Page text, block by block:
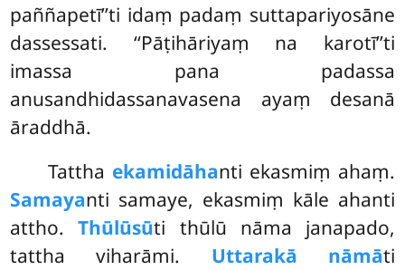
paññapetī’’ti idaṃ padaṃ suttapariyosāne
dassessati. ‘‘Pāṭihāriyaṃ na karotī’’ti
imassa pana padassa
anusandhidassanavasena ayaṃ desanā
āraddhā.
Tattha ekamidāhanti ekasmiṃ ahaṃ.
Samayanti samaye, ekasmiṃ kāle ahanti
attho.Thūlūsūti thūlū nāma janapado,
tattha viharāmi. Uttarakā nāmāti